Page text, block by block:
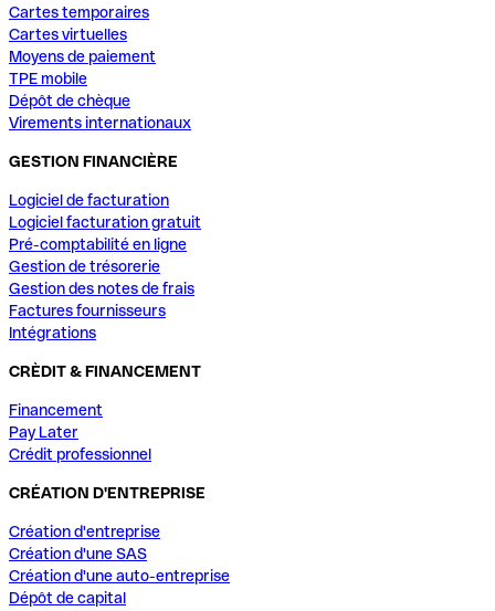
Cartes temporaires
Cartes virtuelles
Moyens de paiement
TPE mobile
Dépôt de chèque
Virements internationaux
GESTION FINANCIÈRE
Logiciel de facturation
Logiciel facturation gratuit
Pré-comptabilité en ligne
Gestion de trésorerie
Gestion des notes de frais
Factures fournisseurs
Intégrations
CRÈDIT & FINANCEMENT
Financement
Pay Later
Crédit professionnel
CRÉATION D'ENTREPRISE
Création d'entreprise
Création d'une SAS
Création d'une auto-entreprise
Dépôt de capital